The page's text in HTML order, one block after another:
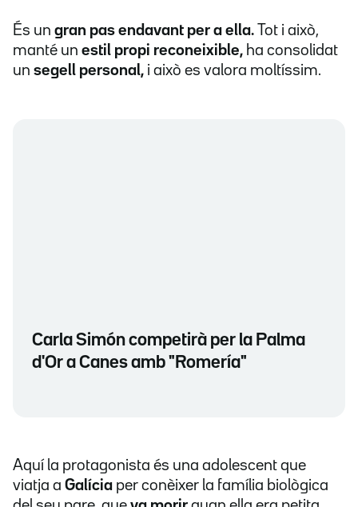
És un gran pas endavant per a ella.
Tot i això,
manté un estil propi reconeixible, ha consolidat
un segell personal, i això es valora moltíssim.
Carla Simón competirà per la Palma
d'Or a Canes amb "Romería"
Aquí la protagonista és una adolescent que
viatja a Galícia per conèixer la família biològica